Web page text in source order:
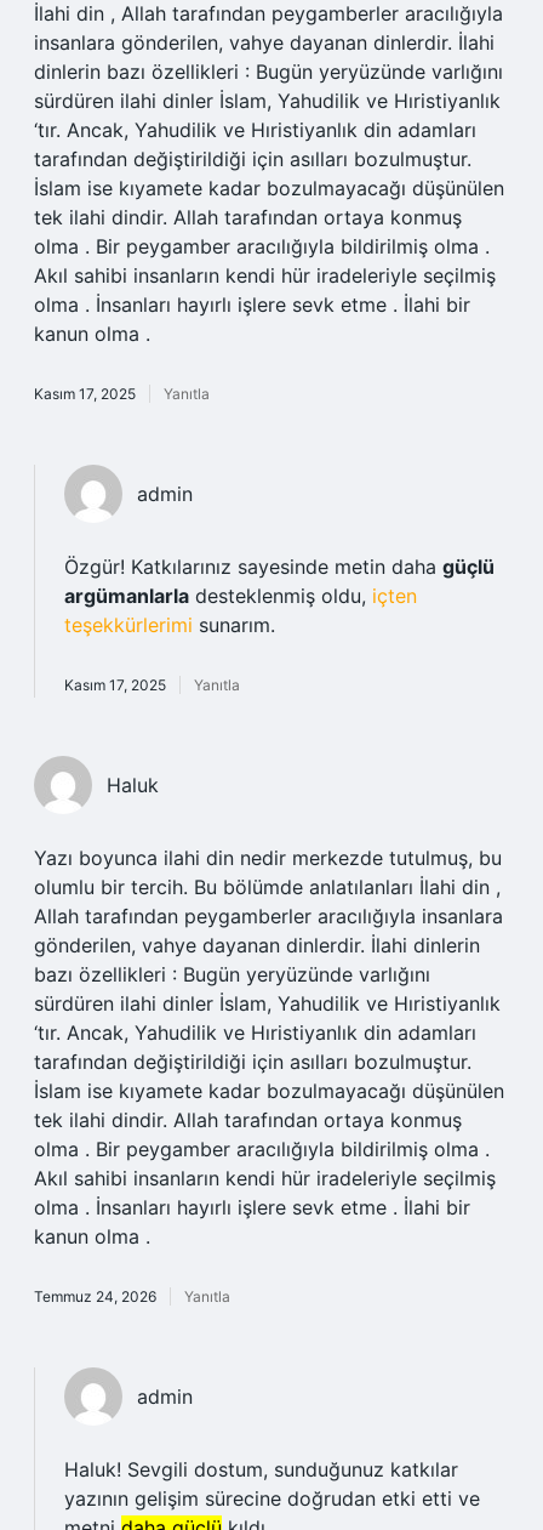
İlahi din , Allah tarafından peygamberler aracılığıyla
insanlara gönderilen, vahye dayanan dinlerdir. İlahi
dinlerin bazı özellikleri : Bugün yeryüzünde varlığını
sürdüren ilahi dinler İslam, Yahudilik ve Hıristiyanlık
‘tır. Ancak, Yahudilik ve Hıristiyanlık din adamları
tarafından değiştirildiği için asılları bozulmuştur.
İslam ise kıyamete kadar bozulmayacağı düşünülen
tek ilahi dindir. Allah tarafından ortaya konmuş
olma . Bir peygamber aracılığıyla bildirilmiş olma .
Akıl sahibi insanların kendi hür iradeleriyle seçilmiş
olma . İnsanları hayırlı işlere sevk etme . İlahi bir
kanun olma .
Kasım 17, 2025 Yanıtla
admin
Özgür! Katkılarınız sayesinde metin daha güçlü
argümanlarla desteklenmiş oldu, içten
teşekkürlerimi sunarım.
Kasım 17, 2025 Yanıtla
Haluk
Yazı boyunca ilahi din nedir merkezde tutulmuş, bu
olumlu bir tercih. Bu bölümde anlatılanları İlahi din ,
Allah tarafından peygamberler aracılığıyla insanlara
gönderilen, vahye dayanan dinlerdir. İlahi dinlerin
bazı özellikleri : Bugün yeryüzünde varlığını
sürdüren ilahi dinler İslam, Yahudilik ve Hıristiyanlık
‘tır. Ancak, Yahudilik ve Hıristiyanlık din adamları
tarafından değiştirildiği için asılları bozulmuştur.
İslam ise kıyamete kadar bozulmayacağı düşünülen
tek ilahi dindir. Allah tarafından ortaya konmuş
olma . Bir peygamber aracılığıyla bildirilmiş olma .
Akıl sahibi insanların kendi hür iradeleriyle seçilmiş
olma . İnsanları hayırlı işlere sevk etme . İlahi bir
kanun olma .
Temmuz 24, 2026 Yanıtla
admin
Haluk! Sevgili dostum, sunduğunuz katkılar
yazının gelişim sürecine doğrudan etki etti ve